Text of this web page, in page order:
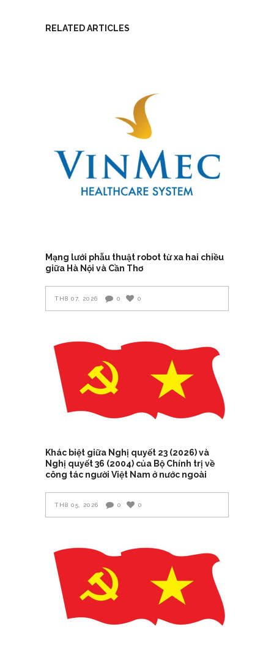
RELATED ARTICLES
Mạng lưới phẫu thuật robot từ xa hai chiều
giữa Hà Nội và Cần Thơ
TH8 07, 2026 0 0
Khác biệt giữa Nghị quyết 23 (2026) và
Nghị quyết 36 (2004) của Bộ Chính trị về
công tác người Việt Nam ở nước ngoài
TH8 05, 2026 0 0